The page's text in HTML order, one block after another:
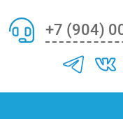
+7 (904)